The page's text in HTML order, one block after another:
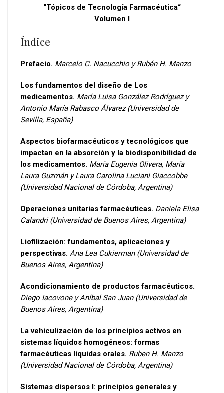
“Tópicos de Tecnología Farmacéutica“
Volumen I
Índice
Prefacio. Marcelo C. Nacucchio y Rubén H. Manzo
Los fundamentos del diseño de Los
medicamentos. María Luisa González Rodríguez y
Antonio María Rabasco Álvarez (Universidad de
Sevilla, España)
Aspectos biofarmacéuticos y tecnológicos que
impactan en la absorción y la biodisponibilidad de
los medicamentos. María Eugenia Olivera, María
Laura Guzmán y Laura Carolina Luciani Giaccobbe
(Universidad Nacional de Córdoba, Argentina)
Operaciones unitarias farmacéuticas. Daniela Elisa
Calandri (Universidad de Buenos Aires, Argentina)
Liofilización: fundamentos, aplicaciones y
perspectivas. Ana Lea Cukierman (Universidad de
Buenos Aires, Argentina)
Acondicionamiento de productos farmacéuticos.
Diego Iacovone y Aníbal San Juan (Universidad de
Buenos Aires, Argentina)
La vehiculización de los principios activos en
sistemas líquidos homogéneos: formas
farmacéuticas líquidas orales. Ruben H. Manzo
(Universidad Nacional de Córdoba, Argentina)
Sistemas dispersos I: principios generales y